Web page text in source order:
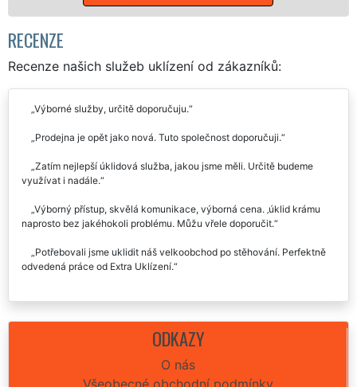
RECENZE
Recenze našich služeb uklízení od zákazníků:
Výborné služby, určitě doporučuju.
Prodejna je opět jako nová. Tuto společnost doporučuji.
Zatím nejlepší úklidová služba, jakou jsme měli. Určitě budeme
využívat i nadále.
Výborný přístup, skvělá komunikace, výborná cena. ‚úklid krámu
naprosto bez jakéhokoli problému. Můžu vřele doporučit.
Potřebovali jsme uklidit náš velkoobchod po stěhování. Perfektně
odvedená práce od Extra Uklízení.
ODKAZY
O nás
Všeobecné obchodní podmínky